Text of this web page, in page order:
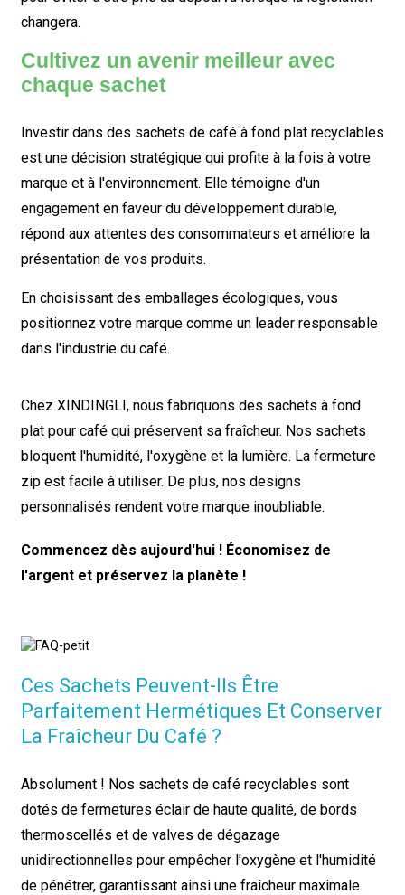
changera.
Cultivez un avenir meilleur avec
chaque sachet
Investir dans des sachets de café à fond plat recyclables
est une décision stratégique qui profite à la fois à votre
marque et à l'environnement. Elle témoigne d'un
engagement en faveur du développement durable,
répond aux attentes des consommateurs et améliore la
présentation de vos produits.
En choisissant des emballages écologiques, vous
positionnez votre marque comme un leader responsable
dans l'industrie du café.
Chez XINDINGLI, nous fabriquons des sachets à fond
plat pour café qui préservent sa fraîcheur. Nos sachets
bloquent l'humidité, l'oxygène et la lumière. La fermeture
zip est facile à utiliser. De plus, nos designs
personnalisés rendent votre marque inoubliable.
Commencez dès aujourd'hui ! Économisez de
l'argent et préservez la planète !
Ces Sachets Peuvent-Ils Être
Parfaitement Hermétiques Et Conserver
La Fraîcheur Du Café ?
Absolument ! Nos sachets de café recyclables sont
dotés de fermetures éclair de haute qualité, de bords
thermoscellés et de valves de dégazage
unidirectionnelles pour empêcher l'oxygène et l'humidité
de pénétrer, garantissant ainsi une fraîcheur maximale.